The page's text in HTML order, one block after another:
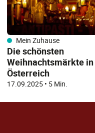
Mein Zuhause
Die schönsten
Weihnachtsmärkte in
Österreich
17.09.2025• 5 Min.